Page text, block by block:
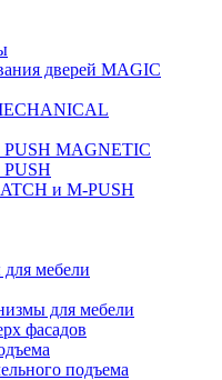
дверей MAGIC
MAGNETIC
и M-PUSH
мебели
для мебели
фасадов
подъема